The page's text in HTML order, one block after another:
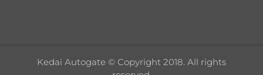
Kedai Autogate © Copyright 2018. All rights